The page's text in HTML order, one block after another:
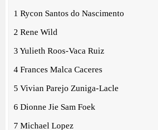
1 Rycon Santos do Nascimento
2 Rene Wild
3 Yulieth Roos-Vaca Ruiz
4 Frances Malca Caceres
5 Vivian Parejo Zuniga-Lacle
6 Dionne Jie Sam Foek
7 Michael Lopez